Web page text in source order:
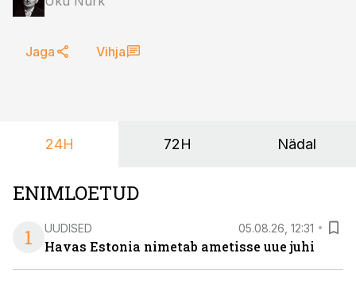
Jaga Vihja
24H 72H Nädal
ENIMLOETUD
1
UUDISED 05.08.26, 12:31
Havas Estonia nimetab ametisse uue juhi